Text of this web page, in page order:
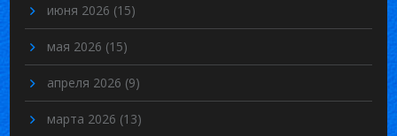
июня 2026 (15)
мая 2026 (15)
апреля 2026 (9)
марта 2026 (13)